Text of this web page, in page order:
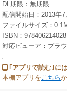
DL期限：無期限
配信開始日：2013年7
ファイルサイズ：
ISBN：
対応ビューア：ブラ
｢アプリで読む｣に
本棚アプリをこちら